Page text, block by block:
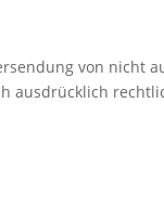
von nicht